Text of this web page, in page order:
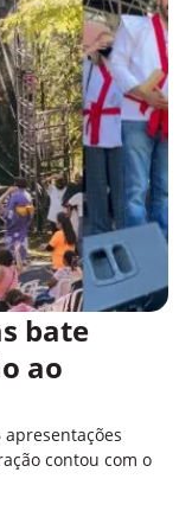
bate
ao
contou com o